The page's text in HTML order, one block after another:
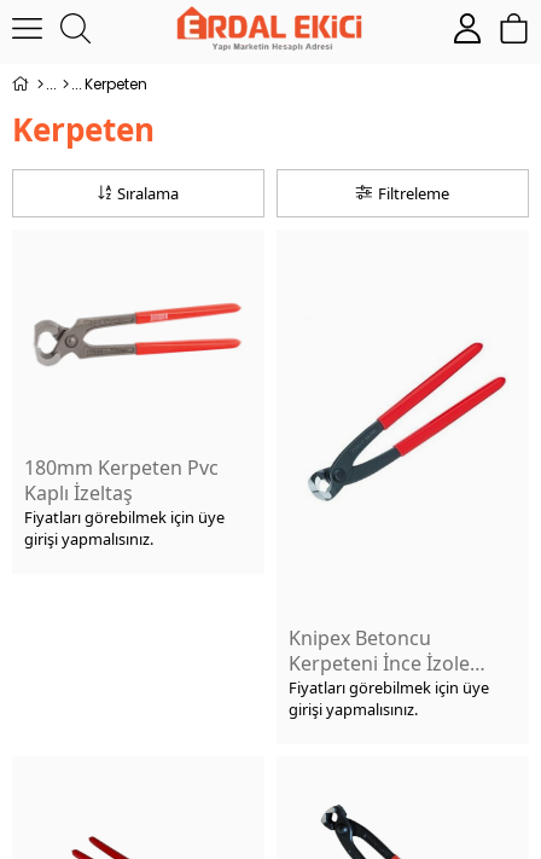
Kerpeten
Kerpeten
Filtreleme
Sıralama
180mm Kerpeten Pvc
Kaplı İzeltaş
Fiyatları görebilmek için üye
girişi yapmalısınız.
Knipex Betoncu
Kerpeteni İnce İzole
280mm
Fiyatları görebilmek için üye
girişi yapmalısınız.